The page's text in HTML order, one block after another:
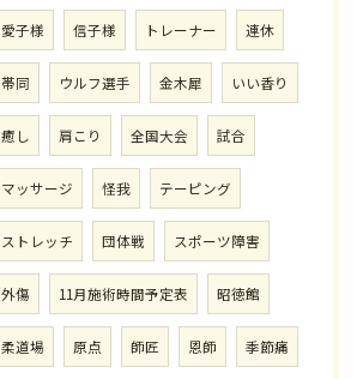
愛子様 信子様 トレーナー 連休
帯同 ウルフ選手 金木犀 いい香り
癒し 肩こり 全国大会 試合
マッサージ 怪我 テーピング
ストレッチ 団体戦 スポーツ障害
外傷 11月施術時間予定表 昭徳館
柔道場 原点 師匠 恩師 季節痛